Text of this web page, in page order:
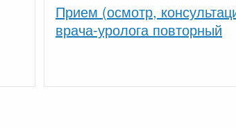
Прием (осмотр,
врача-уролога повторный